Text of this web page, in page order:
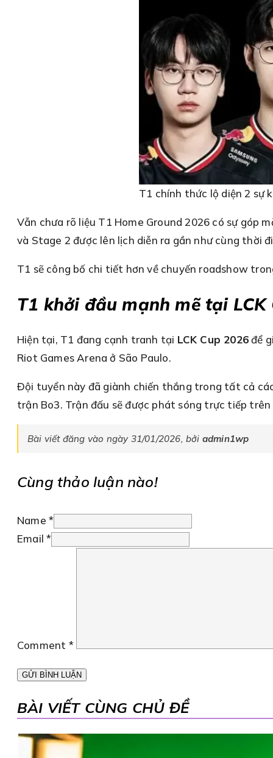
T1 chính thức lộ diện 2 sự
Vẫn chưa rõ liệu T1 Home Ground 2026 có sự góp
và Stage 2 được lên lịch diễn ra gần như cùng thời
T1 sẽ công bố chi tiết hơn về chuyến roadshow
T1 khởi đầu mạnh mẽ tại LCK
Hiện tại, T1 đang cạnh tranh tại LCK Cup 2026để
Riot Games Arena ở São Paulo.
Đội tuyển này đã giành chiến thắng trong tất cả
trận Bo3. Trận đấu sẽ được phát sóng trực tiếp
Bài viết đăng vào ngày 31/01/2026, bởi admin1wp
Cùng thảo luận nào!
Name *
Email *
Comment *
BÀI VIẾT CÙNG CHỦ ĐỀ